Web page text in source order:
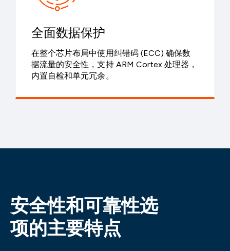
全面数据保护
在整个芯片布局中使用纠错码 (ECC) 确保数
据流量的安全性，支持 ARM Cortex 处理器，
内置自检和单元冗余。
安全性和可靠性选
项的主要特点